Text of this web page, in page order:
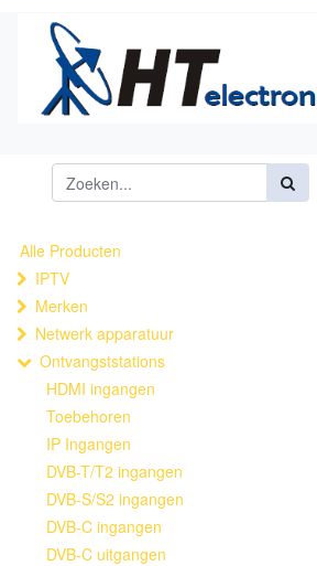
Alle Producten
IPTV
Merken
Netwerk apparatuur
Ontvangststations
HDMI ingangen
Toebehoren
IP Ingangen
DVB-T/T2 ingangen
DVB-S/S2 ingangen
DVB-C ingangen
DVB-C uitgangen